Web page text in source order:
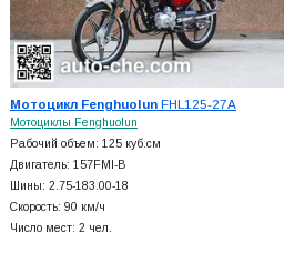
Мотоцикл FenghuolunFHL125-27A
Мотоциклы Fenghuolun
Рабочий объем: 125 куб.см
Двигатель: 157FMI-B
Шины: 2.75-183.00-18
Скорость: 90 км/ч
Число мест: 2 чел.